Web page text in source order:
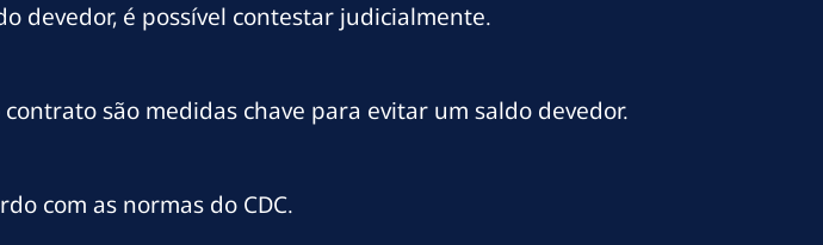
devedor, é possível contestar judicialmente.
são medidas chave para evitar um saldo devedor.
com as normas do CDC.